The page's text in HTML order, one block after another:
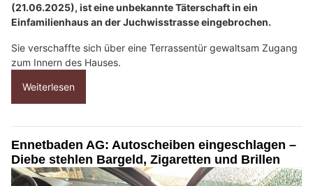
(21.06.2025), ist eine unbekannte Täterschaft in ein
Einfamilienhaus an der Juchwisstrasse eingebrochen.
Sie verschaffte sich über eine Terrassentür gewaltsam Zugang
zum Innern des Hauses.
Weiterlesen
Ennetbaden AG: Autoscheiben eingeschlagen –
Diebe stehlen Bargeld, Zigaretten und Brillen